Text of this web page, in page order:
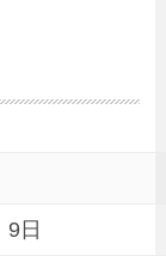
9日